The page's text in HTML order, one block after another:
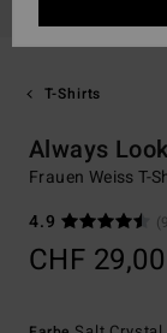
T-Shirts
Always
Frauen Weiss T-
4.9
CHF 29,00